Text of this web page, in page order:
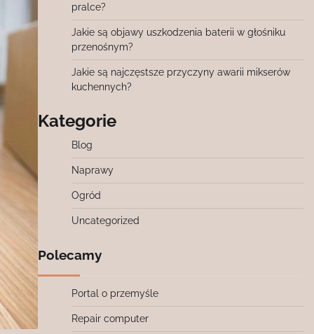
pralce?
Jakie są objawy uszkodzenia baterii w głośniku
przenośnym?
Jakie są najczęstsze przyczyny awarii mikserów
kuchennych?
Kategorie
Blog
Naprawy
Ogród
Uncategorized
Polecamy
Portal o przemyśle
Repair computer